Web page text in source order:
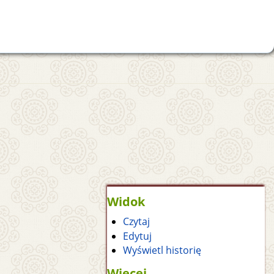
Widok
Czytaj
Edytuj
Wyświetl historię